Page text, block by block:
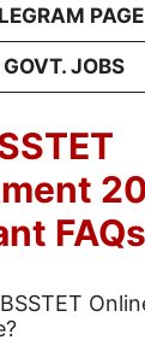
PAGE
JOBS
FAQs